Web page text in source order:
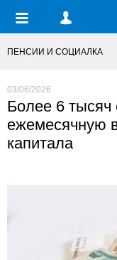
ПЕНСИИ И СОЦИАЛКА
03/06/2026
Более 6
ежемесячную
капитала